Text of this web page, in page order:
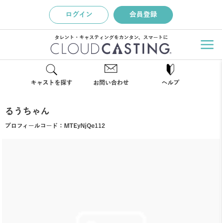
ログイン 会員登録
タレント・キャスティングをカンタン、スマートに
キャストを探す お問い合わせ ヘルプ
るうちゃん
プロフィールコード： MTEyNjQe112